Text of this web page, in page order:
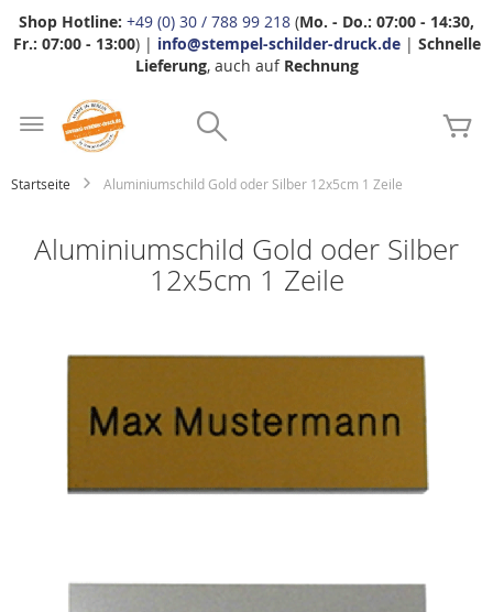
Shop Hotline: +49 (0) 30 / 788 99 218 (Mo. - Do.: 07:00 - 14:30,
Fr.: 07:00 - 13:00) | info@stempel-schilder-druck.de| Schnelle
Lieferung, auch auf Rechnung
Startseite Aluminiumschild Gold oder Silber 12x5cm 1 Zeile
Aluminiumschild Gold oder Silber
12x5cm 1 Zeile
springen